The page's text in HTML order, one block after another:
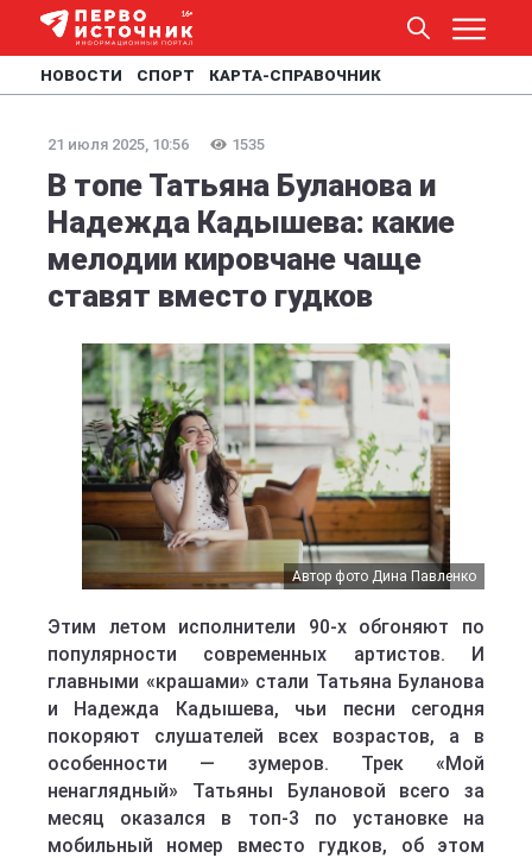
НОВОСТИ СПОРТ КАРТА-СПРАВОЧНИК
21 июля 2025, 10:56 1535
В топе Татьяна Буланова и
Надежда Кадышева: какие
мелодии кировчане чаще
ставят вместо гудков
Автор фото Дина Павленко
Этим летом исполнители 90-х обгоняют по
популярности современных артистов. И
главными «крашами» стали Татьяна Буланова
и Надежда Кадышева, чьи песни сегодня
покоряют слушателей всех возрастов, а в
особенности — зумеров. Трек «Мой
ненаглядный» Татьяны Булановой всего за
месяц оказался в топ-3 по установке на
мобильный номер вместо гудков, об этом